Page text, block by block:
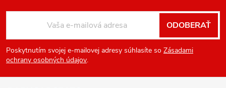
Z
á
p
Poskytnutím svojej e-mailovej adresy súhlasíte so Zásadami
ochrany osobných údajov.
ODOBERAŤ